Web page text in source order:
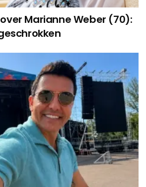
Marianne Weber (70):